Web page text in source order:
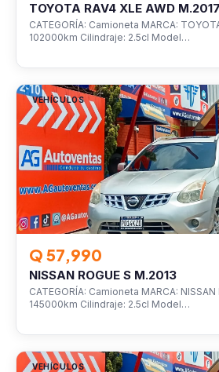
TOYOTA RAV4 XLE AWD M.2017
CATEGORÍA: Camioneta MARCA:
102000km Cilindraje: 2.5cl Model…
VEHÍCULOS
Q 57,990
NISSAN ROGUE S M.2013
CATEGORÍA: Camioneta MARCA:
145000km Cilindraje: 2.5cl Model…
VEHÍCULOS